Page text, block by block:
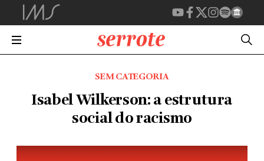
SEM CATEGORIA
Isabel Wilkerson: a estrutura
social do racismo